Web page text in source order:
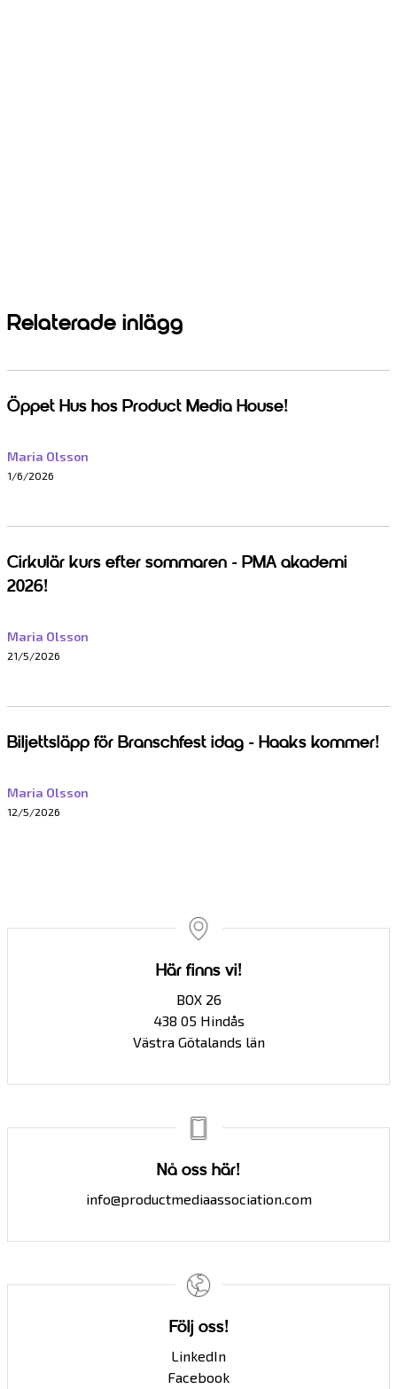
Relaterade inlägg
Öppet Hus hos Product Media House!
Maria Olsson
1/6/2026
Cirkulär kurs efter sommaren - PMA akademi
2026!
Maria Olsson
21/5/2026
Biljettsläpp för Branschfest idag - Haaks kommer!
Maria Olsson
12/5/2026
Här finns vi!
BOX 26
438 05 Hindås
Västra Götalands län
Nå oss här!
info@productmediaassociation.com
Följ oss!
LinkedIn
Facebook